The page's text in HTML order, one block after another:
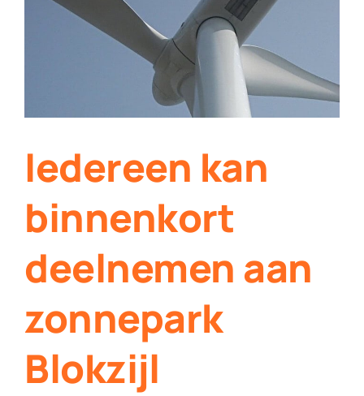
Plaats je eigen nieuws
Iedereen kan
binnenkort
deelnemen aan
zonnepark
Blokzijl